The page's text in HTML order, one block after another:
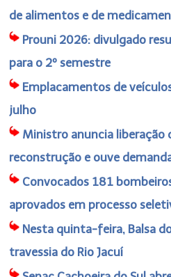
de alimentos e de
Prouni 2026: divulgado
para o 2º semestre
Emplacamentos de
julho
Ministro anuncia liberação
reconstrução e ouve
Convocados 181
aprovados em processo
Nesta quinta-feira, Balsa
travessia do Rio Jacuí